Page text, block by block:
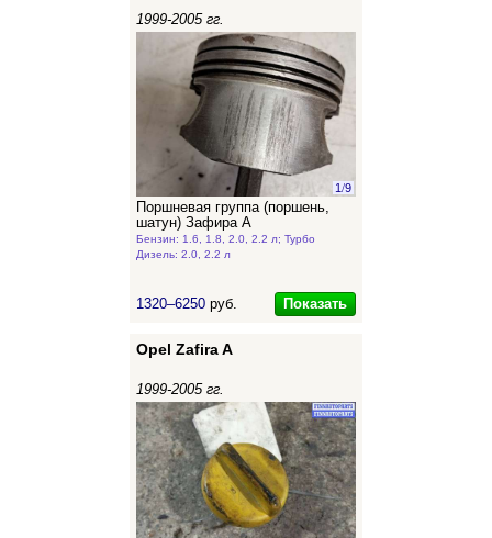
1999-2005 гг.
1/9
Поршневая группа (поршень,
шатун) Зафира А
Бензин: 1.6, 1.8, 2.0, 2.2 л; Турбо
Дизель: 2.0, 2.2 л
1320–6250 руб. Показать
Opel Zafira A
1999-2005 гг.